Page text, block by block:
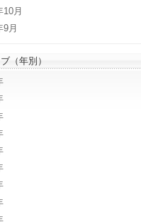
10月
9月
（年別）